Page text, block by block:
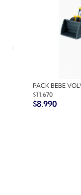
PACK BEBE
$11.670
$8.990